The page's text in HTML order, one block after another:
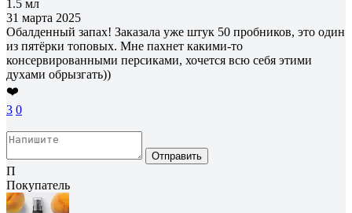
1.5 мл
31 марта 2025
Обалденный запах! Заказала уже штук 50 пробников, это один
из пятёрки топовых. Мне пахнет какими-то
консервированными персиками, хочется всю себя этими
духами обрызгать))
❤️
3 0
Отправить
П
Покупатель